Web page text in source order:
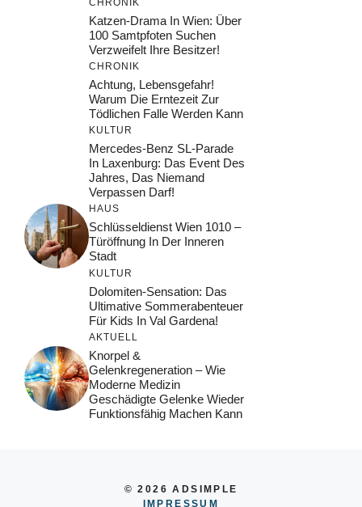
Katzen-Drama In Wien: Über
100 Samtpfoten Suchen
Verzweifelt Ihre Besitzer!
CHRONIK
Achtung, Lebensgefahr!
Warum Die Erntezeit Zur
Tödlichen Falle Werden Kann
KULTUR
Mercedes-Benz SL-Parade
In Laxenburg: Das Event Des
Jahres, Das Niemand
Verpassen Darf!
HAUS
Schlüsseldienst Wien 1010 –
Türöffnung In Der Inneren
Stadt
KULTUR
Dolomiten-Sensation: Das
Ultimative Sommerabenteuer
Für Kids In Val Gardena!
AKTUELL
Knorpel &
Gelenkregeneration – Wie
Moderne Medizin
Geschädigte Gelenke Wieder
Funktionsfähig Machen Kann
© 2026 ADSIMPLE
IMPRESSUM